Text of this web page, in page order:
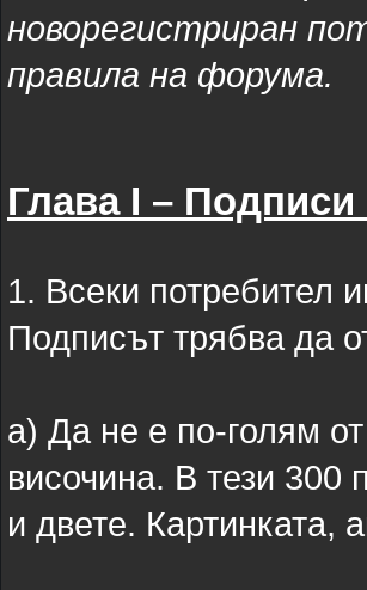
новорегистриран
правила на форума.
Глава I – Подписи
1. Всеки потребител
Подписът трябва да
а) Да не е по-голям
височина. В тези 300
и двете. Картинката,